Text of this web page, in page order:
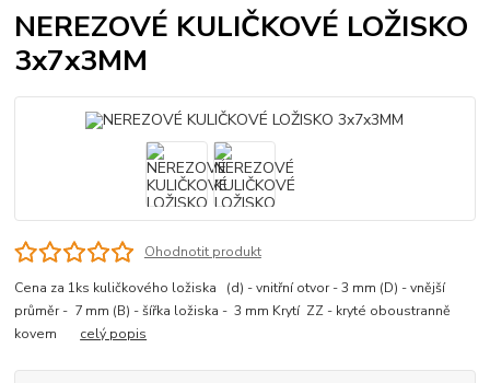
NEREZOVÉ KULIČKOVÉ LOŽISKO
3x7x3MM
Ohodnotit produkt
Cena za 1ks kuličkového ložiska (d) - vnitřní otvor - 3 mm (D) - vnější
průměr - 7 mm (B) - šířka ložiska - 3 mm Krytí ZZ - kryté oboustranně
kovem celý popis